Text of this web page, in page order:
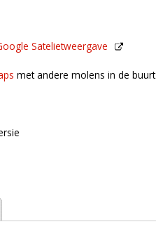
Satelietweergave
buurt
met andere molens in de buurt